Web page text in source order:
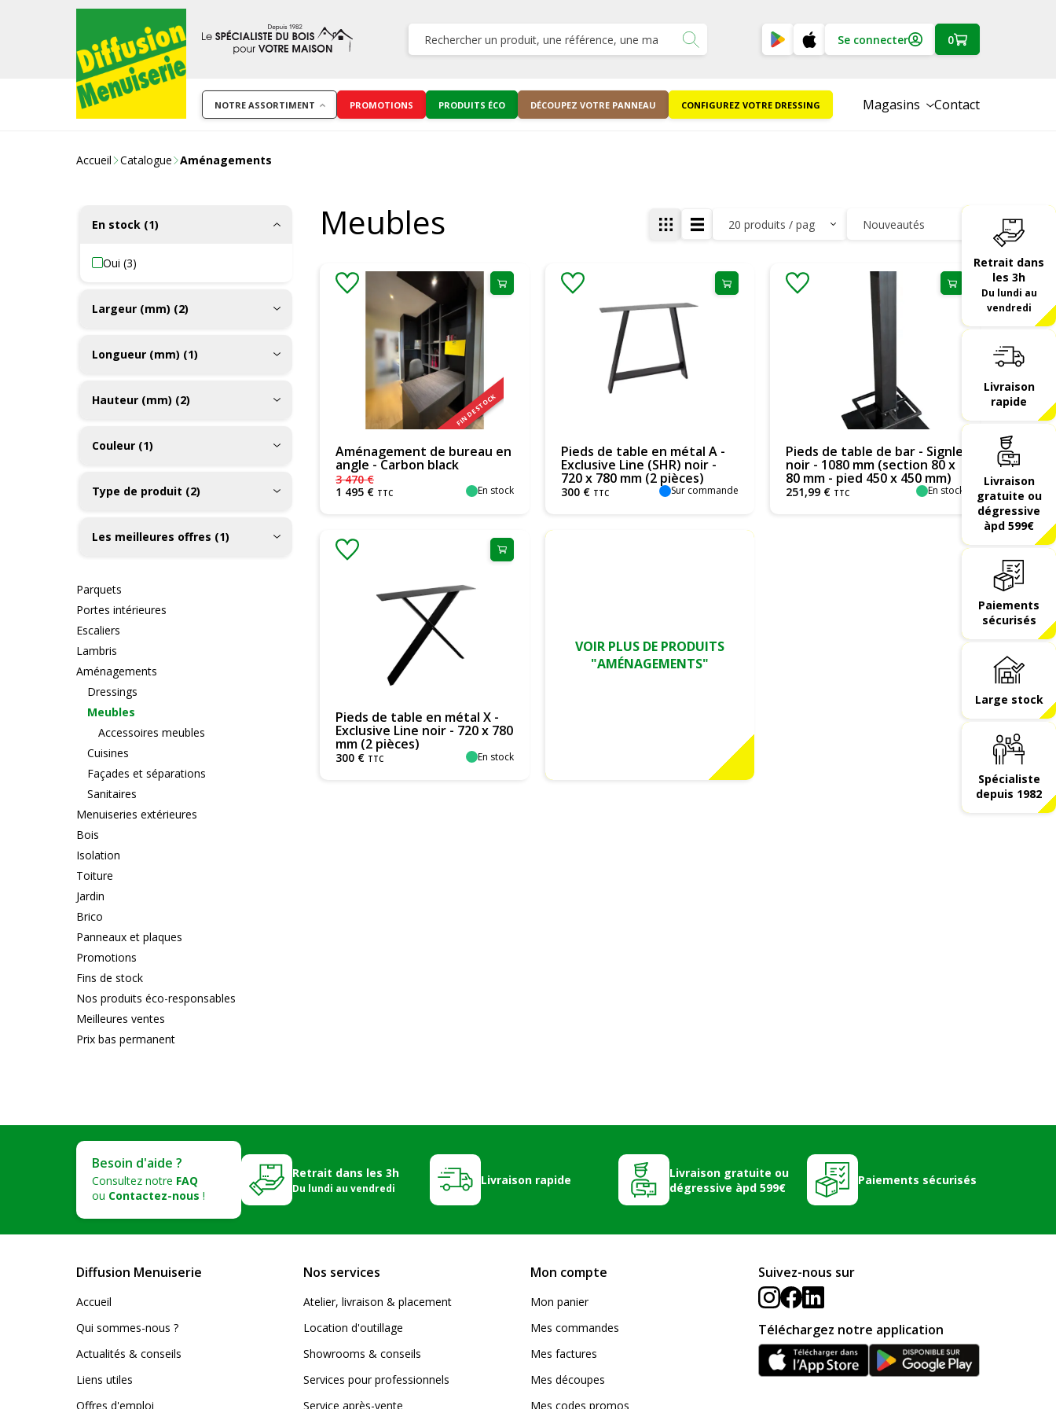
Se connecter 0
NOTRE ASSORTIMENT PROMOTIONS PRODUITS ÉCO DÉCOUPEZ VOTRE PANNEAU CONFIGUREZ VOTRE DRESSING Magasins Contact
Accueil Catalogue Aménagements
Retrait dans
les 3h
Du lundi au
vendredi
Livraison
rapide
Livraison
gratuite ou
dégressive
àpd 599€
Paiements
sécurisés
Large stock
Spécialiste
depuis 1982
En stock (1)
Oui (3)
Largeur (mm) (2)
Longueur (mm) (1)
Hauteur (mm) (2)
Couleur (1)
Type de produit (2)
Les meilleures offres (1)
Parquets
Portes intérieures
Escaliers
Lambris
Aménagements
Dressings
Meubles
Accessoires meubles
Cuisines
Façades et séparations
Sanitaires
Menuiseries extérieures
Bois
Isolation
Toiture
Jardin
Brico
Panneaux et plaques
Promotions
Fins de stock
Nos produits éco-responsables
Meilleures ventes
Prix bas permanent
Meubles
FIN DE STOCK
Aménagement de bureau en
angle - Carbon black
3 470€
1 495 € TTC En stock
Pieds de table en métal A -
Exclusive Line (SHR) noir -
720 x 780 mm (2 pièces)
300€ TTC Sur commande
Pieds de table de bar - Signle
noir - 1080 mm (section 80 x
80 mm - pied 450 x 450 mm)
251,99 € TTC En stock
Pieds de table en métal X -
Exclusive Line noir - 720 x 780
mm (2 pièces)
300 € TTC En stock
VOIR PLUS DE PRODUITS
"AMÉNAGEMENTS"
Besoin d'aide ?
Consultez notre FAQ
ou Contactez-nous !
Retrait dans les 3h
Du lundi au vendredi
Livraison rapide
Livraison gratuite ou
dégressive àpd 599€
Paiements sécurisés
Diffusion Menuiserie
Accueil
Qui sommes-nous ?
Actualités & conseils
Liens utiles
Offres d'emploi
Nos services
Atelier, livraison & placement
Location d'outillage
Showrooms & conseils
Services pour professionnels
Service après-vente
Mon compte
Mon panier
Mes commandes
Mes factures
Mes découpes
Mes codes promos
Suivez-nous sur
Téléchargez notre application